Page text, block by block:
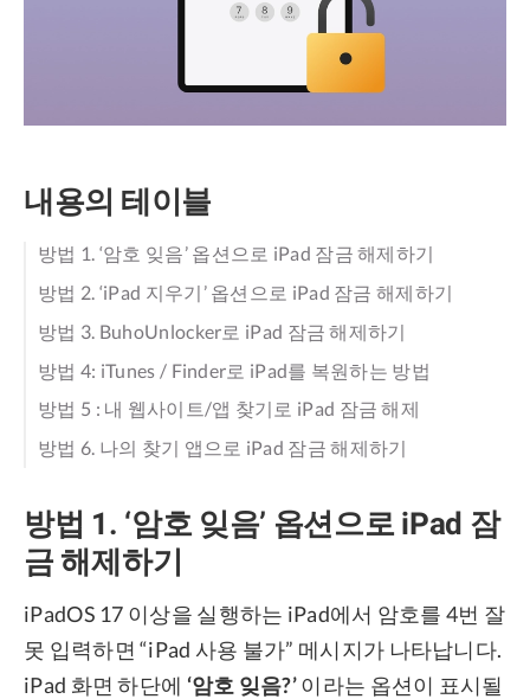
내용의 테이블
방법 1. ‘암호 잊음’ 옵션으로 iPad 잠금 해제하기
방법 2. ‘iPad 지우기’ 옵션으로 iPad 잠금 해제하기
방법 3. BuhoUnlocker로 iPad 잠금 해제하기
방법 4: iTunes / Finder로 iPad를 복원하는 방법
방법 5 : 내 웹사이트/앱 찾기로 iPad 잠금 해제
방법 6. 나의 찾기 앱으로 iPad 잠금 해제하기
방법 1. ‘암호 잊음’ 옵션으로 iPad 잠
금 해제하기
iPadOS 17 이상을 실행하는 iPad에서 암호를 4번 잘
못 입력하면 “iPad 사용 불가” 메시지가 나타납니다.
iPad 화면 하단에 ‘암호 잊음?’이라는 옵션이 표시될